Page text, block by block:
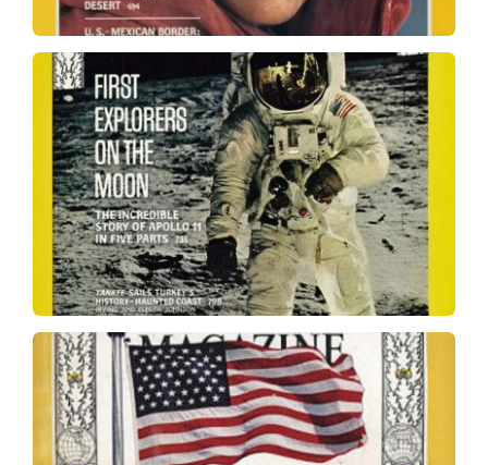
Primeros exploradores en la Luna
. Fotografía
de Neil Armstrong de Edwin “Buzz” Aldrin
caminando sobre la superficie lunar. Portada
del número de diciembre de 1969.
Primera
fotografía en color
publicada en la